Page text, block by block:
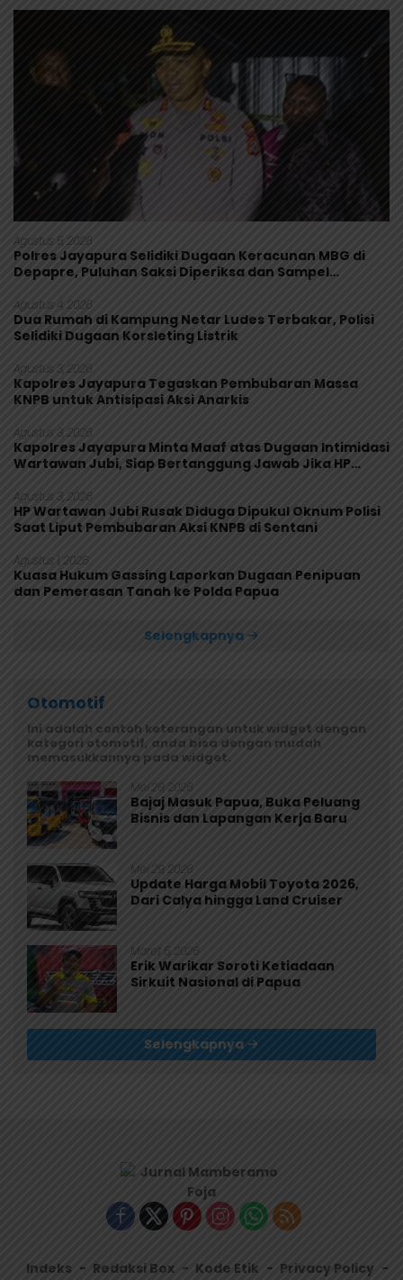
Agustus 5, 2026
Polres Jayapura Selidiki Dugaan Keracunan MBG di
Depapre, Puluhan Saksi Diperiksa dan Sampel
Agustus 4, 2026
Dua Rumah di Kampung Netar Ludes Terbakar, Polisi
Selidiki Dugaan Korsleting Listrik
Agustus 3, 2026
Kapolres Jayapura Tegaskan Pembubaran Massa
KNPB untuk Antisipasi Aksi Anarkis
Agustus 3, 2026
Kapolres Jayapura Minta Maaf atas Dugaan Intimidasi
Wartawan Jubi, Siap Bertanggung Jawab Jika HP
Agustus 3, 2026
HP Wartawan Jubi Rusak Diduga Dipukul Oknum Polisi
Saat Liput Pembubaran Aksi KNPB di Sentani
Agustus 1, 2026
Kuasa Hukum Gassing Laporkan Dugaan Penipuan
dan Pemerasan Tanah ke Polda Papua
Selengkapnya
Otomotif
Ini adalah contoh keterangan untuk widget dengan
kategori otomotif, anda bisa dengan mudah
memasukkannya pada widget.
Mei 29, 2026
Bajaj Masuk Papua, Buka Peluang
Bisnis dan Lapangan Kerja Baru
Mei 29, 2026
Update Harga Mobil Toyota 2026,
Dari Calya hingga Land Cruiser
Maret 5, 2026
Erik Warikar Soroti Ketiadaan
Sirkuit Nasional di Papua
Selengkapnya
Indeks Redaksi Box Kode Etik
Privacy Policy